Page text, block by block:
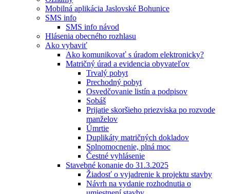
Mobilná aplikácia Jaslovské Bohunice
SMS info
SMS info návod
Hlásenia obecného rozhlasu
Ako vybaviť
Ako komunikovať s úradom elektronicky?
Matričný úrad a evidencia obyvateľov
Trvalý pobyt
Prechodný pobyt
Osvedčovanie listín a podpisov
Sobáš
Prijatie skoršieho priezviska po rozvode
manželov
Úmrtie
Duplikáty matričných dokladov
Splnomocnenie, plná moc
Čestné vyhlásenie
Stavebné konanie do 31.3.2025
Žiadosť o vyjadrenie k projektu stavby
Návrh na vydanie rozhodnutia o